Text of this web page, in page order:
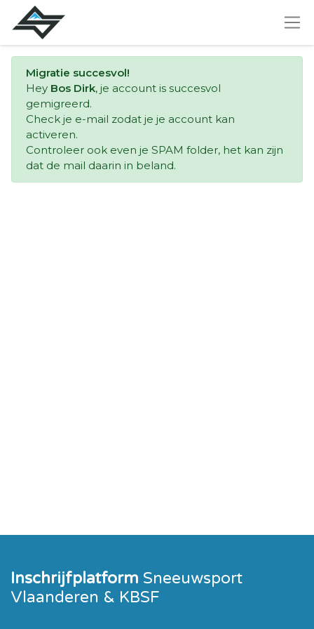
Migratie succesvol!
Hey Bos Dirk, je account is succesvol
gemigreerd.
Check je e-mail zodat je je account kan
activeren.
Controleer ook even je SPAM folder, het kan zijn
dat de mail daarin in beland.
Inschrijfplatform Sneeuwsport
Vlaanderen & KBSF